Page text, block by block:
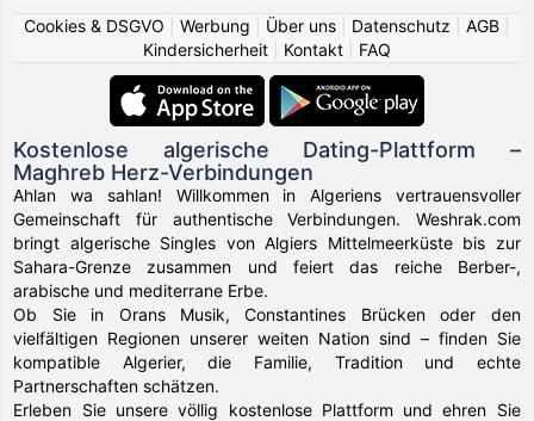
Cookies & DSGVO
Werbung Über uns Datenschutz AGB
Kindersicherheit
Kontakt FAQ
Kostenlose algerische Dating-Plattform –
Maghreb Herz-Verbindungen
Ahlan wa sahlan! Willkommen in Algeriens vertrauensvoller
Gemeinschaft für authentische Verbindungen. Weshrak.com
bringt algerische Singles von Algiers Mittelmeerküste bis zur
Sahara-Grenze zusammen und feiert das reiche Berber-,
arabische und mediterrane Erbe.
Ob Sie in Orans Musik, Constantines Brücken oder den
vielfältigen Regionen unserer weiten Nation sind – finden Sie
kompatible Algerier, die Familie, Tradition und echte
Partnerschaften schätzen.
Erleben Sie unsere völlig kostenlose Plattform und ehren Sie